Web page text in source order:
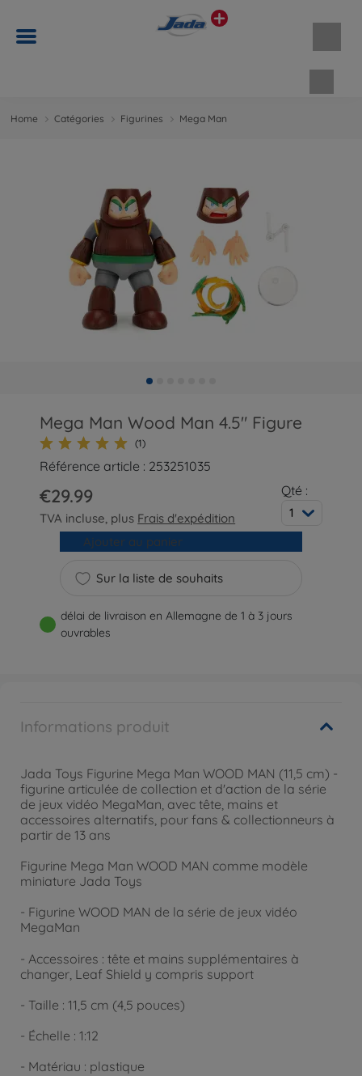
Home Catégories Figurines Mega Man
Mega Man Wood Man 4.5" Figure
(1)
Référence article : 253251035
€29.99
TVA incluse, plus Frais d'expédition
Qté :
1
Sur la liste de souhaits
Ajouter au panier
délai de livraison en Allemagne de 1 à 3 jours
ouvrables
Informations produit
Jada Toys Figurine Mega Man WOOD MAN (11,5 cm) -
figurine articulée de collection et d'action de la série
de jeux vidéo MegaMan, avec tête, mains et
accessoires alternatifs, pour fans & collectionneurs à
partir de 13 ans
Figurine Mega Man WOOD MAN comme modèle
miniature Jada Toys
- Figurine WOOD MAN de la série de jeux vidéo
MegaMan
- Accessoires : tête et mains supplémentaires à
changer, Leaf Shield y compris support
- Taille : 11,5 cm (4,5 pouces)
- Échelle : 1:12
- Matériau : plastique